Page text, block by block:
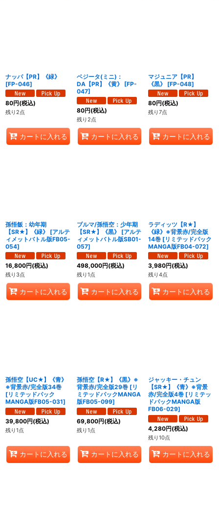
ナッパ【PR】《緑》
[FP-046]
80円(税込)
残り2点
カートに入れる
ベジータ(ミニ)：
DA【PR】《黄》
[FP-
047]
80円(税込)
残り2点
カートに入れる
マジュニア【PR】
《黒》
[FP-048]
80円(税込)
残り7点
カートに入れる
孫悟飯：幼年期
【SR★】《緑》
[アルテ
ィメットバトル版FB05-
054]
16,800円(税込)
残り3点
カートに入れる
ブルマ/孫悟空：少年期
【SR★】《黒》
[アルテ
ィメットバトル版SB01-
057]
498,000円(税込)
残り1点
カートに入れる
ラディッツ【R★】
《緑》※背景赤/完全版
14巻 [リミテッドパック
MANGA版FB04-072]
3,980円(税込)
残り4点
カートに入れる
孫悟空【UC★】《青》
※背景赤/完全版34巻
[リミテッドパック
MANGA版FB05-031]
39,800円(税込)
残り1点
カートに入れる
孫悟空【R★】《黒》※
背景赤/完全版29巻 [リ
ミテッドパックMANGA
版FB05-099]
69,800円(税込)
残り1点
カートに入れる
ジャッキー・チュン
【SR★】《青》※背景
赤/完全版4巻 [リミテッ
ドパックMANGA版
FB06-029]
4,280円(税込)
残り10点
カートに入れる